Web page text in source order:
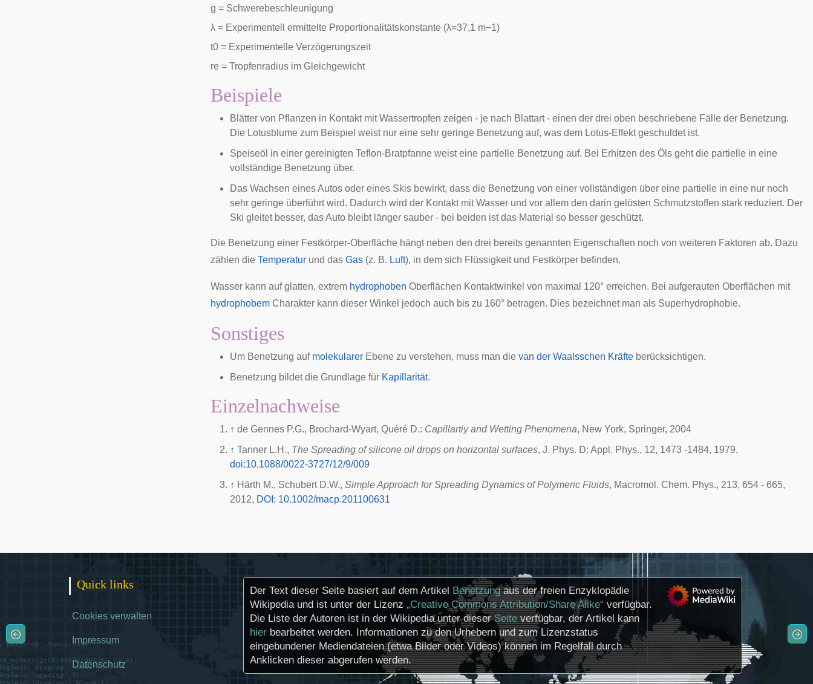
g = Schwerebeschleunigung
λ = Experimentell ermittelte Proportionalitätskonstante (λ=37,1 m−1)
t0 = Experimentelle Verzögerungszeit
re = Tropfenradius im Gleichgewicht
Beispiele
Blätter von Pflanzen in Kontakt mit Wassertropfen zeigen - je nach Blattart - einen der drei oben beschriebene Fälle der Benetzung.
Die Lotusblume zum Beispiel weist nur eine sehr geringe Benetzung auf, was dem Lotus-Effektgeschuldet ist.
Speiseöl in einer gereinigten Teflon-Bratpfanne weist eine partielle Benetzung auf. Bei Erhitzen des Öls geht die partielle in eine
vollständige Benetzung über.
Das Wachsen eines Autos oder eines Skis bewirkt, dass die Benetzung von einer vollständigen über eine partielle in eine nur noch
sehr geringe überführt wird. Dadurch wird der Kontakt mit Wasser und vor allem den darin gelösten Schmutzstoffen stark reduziert. Der
Ski gleitet besser, das Auto bleibt länger sauber - bei beiden ist das Material so besser geschützt.
Die Benetzung einer Festkörper-Oberfläche hängt neben den drei bereits genannten Eigenschaften noch von weiteren Faktoren ab. Dazu
zählen die Temperatur und das Gas (z. B. Luft), in dem sich Flüssigkeit und Festkörper befinden.
Wasser kann auf glatten, extrem hydrophoben Oberflächen Kontaktwinkel von maximal 120° erreichen. Bei aufgerauten Oberflächen mit
hydrophobem Charakter kann dieser Winkel jedoch auch bis zu 160° betragen. Dies bezeichnet man als Superhydrophobie.
Sonstiges
Um Benetzung auf molekularer Ebene zu verstehen, muss man die van der Waalsschen Kräfte berücksichtigen.
Benetzung bildet die Grundlage für Kapillarität.
Einzelnachweise
↑ de Gennes P.G., Brochard-Wyart, Quéré D.: Capillartiy and Wetting Phenomena, New York, Springer, 2004
↑ Tanner L.H., The Spreading of silicone oil drops on horizontal surfaces, J. Phys. D: Appl. Phys., 12, 1473 -1484, 1979,
doi:10.1088/0022-3727/12/9/009
↑ Härth M., Schubert D.W., Simple Approach for Spreading Dynamics of Polymeric Fluids, Macromol. Chem. Phys., 213, 654 - 665,
2012, DOI: 10.1002/macp.201100631
Quick links
Cookies verwalten
Impressum
Datenschutz
Der Text dieser Seite basiert auf dem Artikel Benetzungaus der freien Enzyklopädie
Wikipedia und ist unter der Lizenz „Creative Commons Attribution/Share Alike“ verfügbar.
Die Liste der Autoren ist in der Wikipedia unter dieserSeiteverfügbar, der Artikel kann
hier bearbeitet werden. Informationen zu den Urhebern und zum Lizenzstatus
eingebundener Mediendateien (etwa Bilder oder Videos) können im Regelfall durch
Anklicken dieser abgerufen werden.